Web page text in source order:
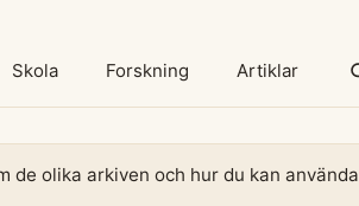
Skola Forskning Artiklar
olika arkiven och hur du kan använda